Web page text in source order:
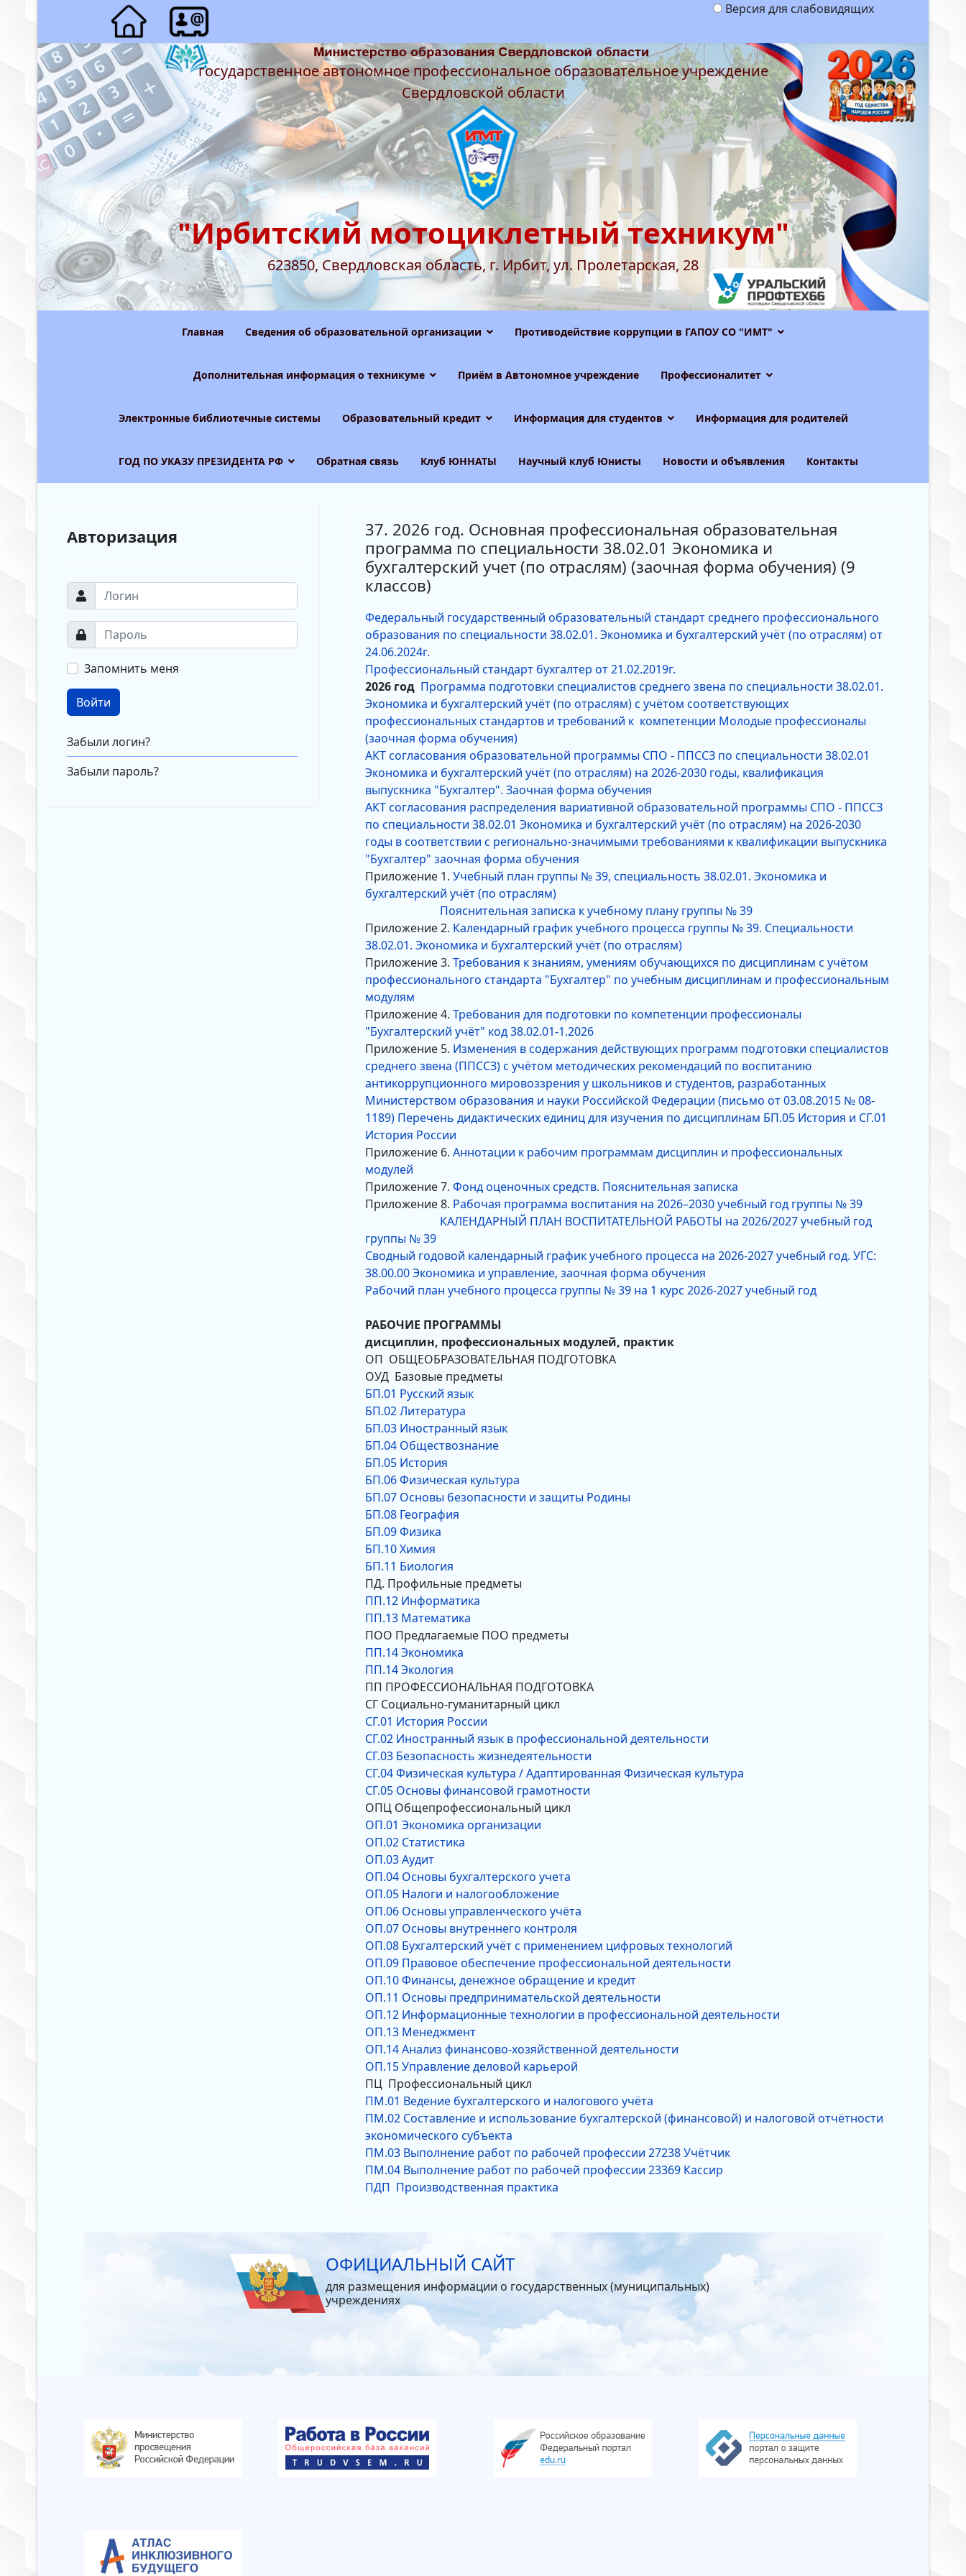
Версия для слабовидящих
государственное автономное профессиональное образовательное учреждение
Свердловской области
"Ирбитский мотоциклетный техникум"
623850, Свердловская область, г. Ирбит, ул. Пролетарская, 28
Главная Сведения об образовательной организации Противодействие коррупции в ГАПОУ СО "ИМТ"
Дополнительная информация о техникуме Приём в Автономное учреждение Профессионалитет
Электронные библиотечные системы Образовательный кредит Информация для студентов Информация для родителей
ГОД ПО УКАЗУ ПРЕЗИДЕНТА РФ Обратная связь Клуб ЮННАТЫ Научный клуб Юнисты Новости и объявления Контакты
Авторизация
Запомнить меня
Войти
Забыли логин?
Забыли пароль?
37. 2026 год. Основная профессиональная образовательная
программа по специальности 38.02.01 Экономика и
бухгалтерский учет (по отраслям) (заочная форма обучения) (9
классов)
Федеральный государственный образовательный стандарт среднего профессионального
образования по специальности 38.02.01. Экономика и бухгалтерский учёт (по отраслям) от
24.06.2024г.
Профессиональный стандарт бухгалтер от 21.02.2019г.
2026 год Программа подготовки специалистов среднего звена по специальности 38.02.01.
Экономика и бухгалтерский учёт (по отраслям) с учётом соответствующих
профессиональных стандартов и требований к компетенции Молодые профессионалы
(заочная форма обучения)
АКТ согласования образовательной программы СПО - ППССЗ по специальности 38.02.01
Экономика и бухгалтерский учёт (по отраслям) на 2026-2030 годы, квалификация
выпускника "Бухгалтер". Заочная форма обучения
АКТ согласования распределения вариативной образовательной программы СПО - ППССЗ
по специальности 38.02.01 Экономика и бухгалтерский учёт (по отраслям) на 2026-2030
годы в соответствии с регионально-значимыми требованиями к квалификации выпускника
"Бухгалтер" заочная форма обучения
Приложение 1.Учебный план группы № 39, специальность 38.02.01. Экономика и
бухгалтерский учёт (по отраслям)
Пояснительная записка к учебному плану группы № 39
Приложение 2. Календарный график учебного процесса группы № 39. Специальности
38.02.01. Экономика и бухгалтерский учёт (по отраслям)
Приложение 3.Требования к знаниям, умениям обучающихся по дисциплинам с учётом
профессионального стандарта "Бухгалтер" по учебным дисциплинам и профессиональным
модулям
Приложение 4.Требования для подготовки по компетенции профессионалы
"Бухгалтерский учёт" код 38.02.01-1.2026
Приложение 5. Изменения в содержания действующих программ подготовки специалистов
среднего звена (ППССЗ) с учётом методических рекомендаций по воспитанию
антикоррупционного мировоззрения у школьников и студентов, разработанных
Министерством образования и науки Российской Федерации (письмо от 03.08.2015 № 08-
1189) Перечень дидактических единиц для изучения по дисциплинам БП.05 История и СГ.01
История России
Приложение 6.Аннотации к рабочим программам дисциплин и профессиональных
модулей
Приложение 7.Фонд оценочных средств. Пояснительная записка
Приложение 8. Рабочая программа воспитания на 2026–2030 учебный год группы № 39
КАЛЕНДАРНЫЙ ПЛАН ВОСПИТАТЕЛЬНОЙ РАБОТЫ на 2026/2027 учебный год
группы № 39
Сводный годовой календарный график учебного процесса на 2026-2027 учебный год. УГС:
38.00.00 Экономика и управление, заочная форма обучения
Рабочий план учебного процесса группы № 39 на 1 курс 2026-2027 учебный год
РАБОЧИЕ ПРОГРАММЫ
дисциплин, профессиональных модулей, практик
ОП ОБЩЕОБРАЗОВАТЕЛЬНАЯ ПОДГОТОВКА
ОУД Базовые предметы
БП.01 Русский язык
БП.02 Литература
БП.03 Иностранный язык
БП.04 Обществознание
БП.05 История
БП.06 Физическая культура
БП.07 Основы безопасности и защиты Родины
БП.08 География
БП.09 Физика
БП.10 Химия
БП.11 Биология
ПД. Профильные предметы
ПП.12 Информатика
ПП.13 Математика
ПОО Предлагаемые ПОО предметы
ПП.14 Экономика
ПП.14 Экология
ПП ПРОФЕССИОНАЛЬНАЯ ПОДГОТОВКА
СГ Социально-гуманитарный цикл
СГ.01 История России
СГ.02 Иностранный язык в профессиональной деятельности
СГ.03 Безопасность жизнедеятельности
СГ.04 Физическая культура / Адаптированная Физическая культура
СГ.05 Основы финансовой грамотности
ОПЦ Общепрофессиональный цикл
ОП.01 Экономика организации
ОП.02 Статистика
ОП.03 Аудит
ОП.04 Основы бухгалтерского учета
ОП.05 Налоги и налогообложение
ОП.06 Основы управленческого учёта
ОП.07 Основы внутреннего контроля
ОП.08 Бухгалтерский учёт с применением цифровых технологий
ОП.09 Правовое обеспечение профессиональной деятельности
ОП.10 Финансы, денежное обращение и кредит
ОП.11 Основы предпринимательской деятельности
ОП.12 Информационные технологии в профессиональной деятельности
ОП.13 Менеджмент
ОП.14 Анализ финансово-хозяйственной деятельности
ОП.15 Управление деловой карьерой
ПЦ Профессиональный цикл
ПМ.01 Ведение бухгалтерского и налогового учёта
ПМ.02 Составление и использование бухгалтерской (финансовой) и налоговой отчётности
экономического субъекта
ПМ.03 Выполнение работ по рабочей профессии 27238 Учётчик
ПМ.04 Выполнение работ по рабочей профессии 23369 Кассир
ПДП Производственная практика
ОФИЦИАЛЬНЫЙ САЙТ
для размещения информации о государственных (муниципальных)
учреждениях